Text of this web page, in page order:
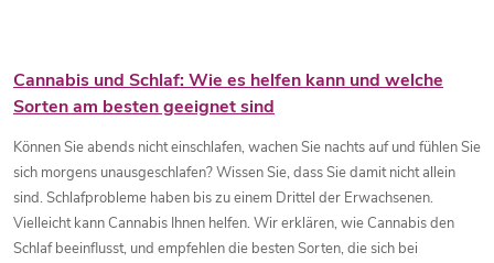
L
i
s
t
Cannabis und Schlaf: Wie es helfen kann und welche
Sorten am besten geeignet sind
Können Sie abends nicht einschlafen, wachen Sie nachts auf und fühlen Sie
sich morgens unausgeschlafen? Wissen Sie, dass Sie damit nicht allein
sind. Schlafprobleme haben bis zu einem Drittel der Erwachsenen.
Vielleicht kann Cannabis Ihnen helfen. Wir erklären, wie Cannabis den
Schlaf beeinflusst, und empfehlen die besten Sorten, die sich bei